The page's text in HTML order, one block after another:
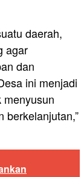
daerah,
agar
dan
ini menjadi
menyusun
berkelanjutan,”